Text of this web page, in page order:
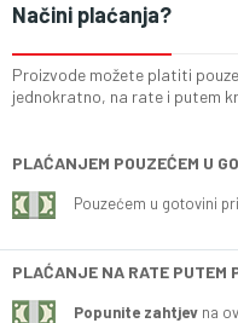
Načini plaćanja?
Proizvode možete platiti
jednokratno, na rate i putem
PLAĆANJEM POUZEĆEM U
Pouzećem u gotovini
PLAĆANJE NA RATE PUTEM
Popunite zahtjev na